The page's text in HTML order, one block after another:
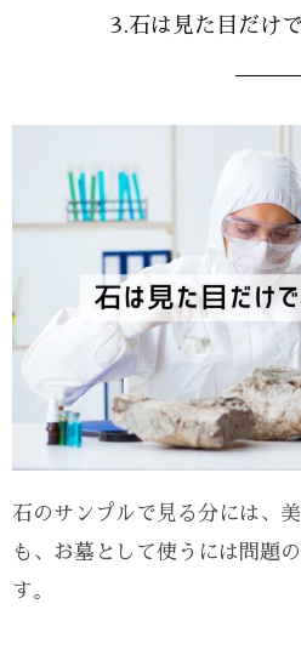
3.石は見た目だけ
石のサンプルで見る分には、
も、お墓として使うには問題
す。